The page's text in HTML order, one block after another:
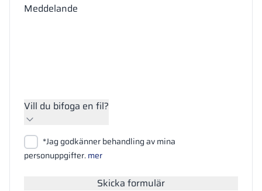
Meddelande
Vill du bifoga en fil?
Bifoga filer
Sök
*Jag godkänner behandling av mina
personuppgifter.mer
Skicka formulär